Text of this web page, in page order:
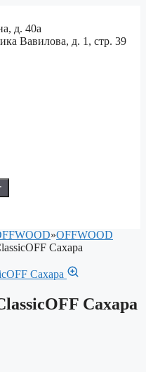
д. 40а
Вавилова, д. 1, стр. 39
»OFFWOOD
Сахара
Сахара